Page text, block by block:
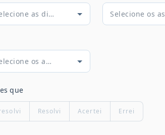
que
Resolvi Acertei Errei